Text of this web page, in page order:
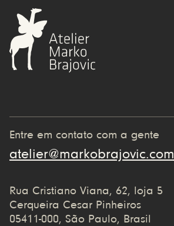
Entre em contato com a gente
atelier@markobrajovic.com
Rua Cristiano Viana, 62, loja 5
Cerqueira Cesar Pinheiros
05411-000, São Paulo, Brasil